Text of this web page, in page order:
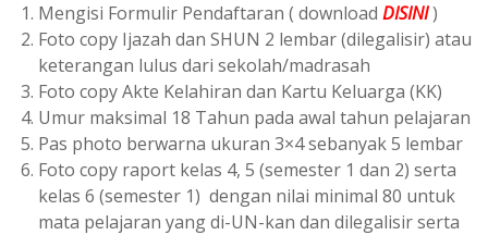
Mengisi Formulir Pendaftaran ( download DISINI)
Foto copy Ijazah dan SHUN 2 lembar (dilegalisir) atau
keterangan lulus dari sekolah/madrasah
Foto copy Akte Kelahiran dan Kartu Keluarga (KK)
Umur maksimal 18 Tahun pada awal tahun pelajaran
Pas photo berwarna ukuran 3×4 sebanyak 5 lembar
Foto copy raport kelas 4, 5 (semester 1 dan 2) serta
kelas 6 (semester 1) dengan nilai minimal 80 untuk
mata pelajaran yang di-UN-kan dan dilegalisir serta